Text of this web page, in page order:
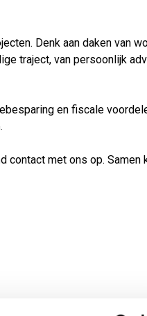
Denk aan daken van
traject, van persoonlijk
en fiscale
contact met ons op. Samen